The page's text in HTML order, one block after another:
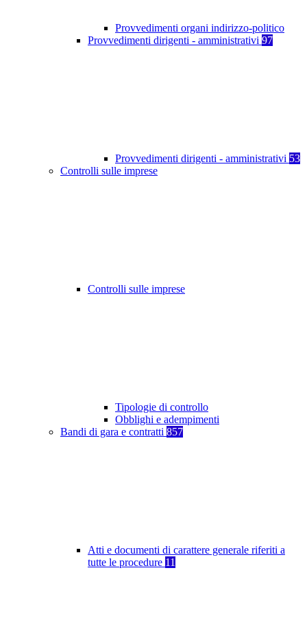
Provvedimenti organi indirizzo-politico
Provvedimenti dirigenti - amministrativi 97
Provvedimenti dirigenti - amministrativi 53
Controlli sulle imprese
Controlli sulle imprese
Tipologie di controllo
Obblighi e adempimenti
Bandi di gara e contratti 857
Atti e documenti di carattere generale riferiti a
tutte le procedure 11